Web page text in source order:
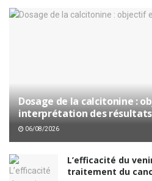
Dosage de la calcitonine :
interprétation des résultats
06/08/2026
L’efficacité du
traitement du